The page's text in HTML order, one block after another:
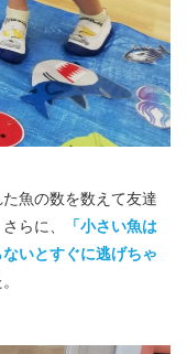
魚の数を数えて友達
らに、
「小さい魚は
いとすぐに逃げちゃ